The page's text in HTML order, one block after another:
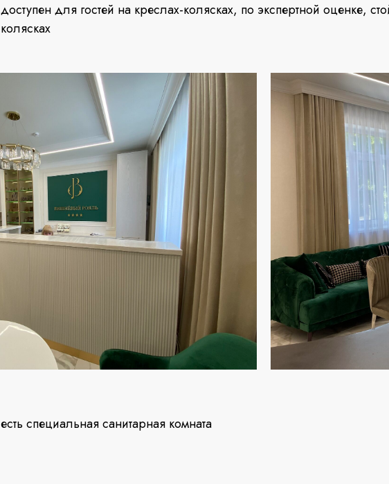
доступен для гостей на креслах-колясках, по экспертной оценке,
колясках
есть специальная санитарная комната